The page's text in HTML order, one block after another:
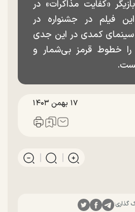
«کفایت مذاکرات» در
فیلم در جشنواره در
سینمای کمدی در این جدی
خطوط قرمز بی‌شمار و
۱۷ بهمن ۱۴۰۳
گذاری: